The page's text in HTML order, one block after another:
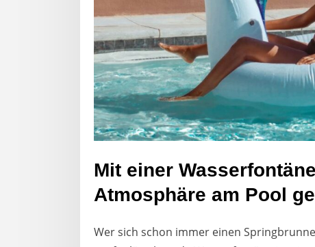
Mit einer
Atmosphäre am Pool
Wer sich schon immer einen